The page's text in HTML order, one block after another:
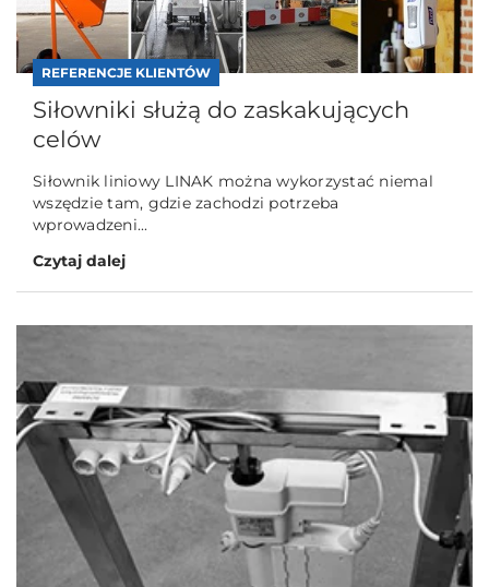
REFERENCJE KLIENTÓW
Siłowniki służą do zaskakujących
celów
Siłownik liniowy LINAK można wykorzystać niemal
wszędzie tam, gdzie zachodzi potrzeba
wprowadzeni...
Czytaj dalej